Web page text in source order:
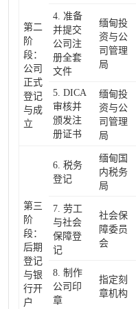
第二
阶
段：
公司
正式
登记
与成
立
4. 准备
并提交
公司注
册全套
文件
缅甸投
资与公
司管理
局
5. DICA
审核并
颁发注
册证书
缅甸投
资与公
司管理
局
第三
阶
段：
后期
登记
与银
行开
户
6. 税务
登记
缅甸国
内税务
局
7. 劳工
与社会
保障登
记
社会保
障委员
会
8. 制作
公司印
章
指定刻
章机构